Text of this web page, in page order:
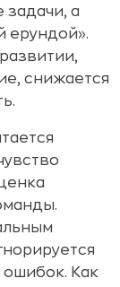
задачи, а
ерундой».
снижается
Как